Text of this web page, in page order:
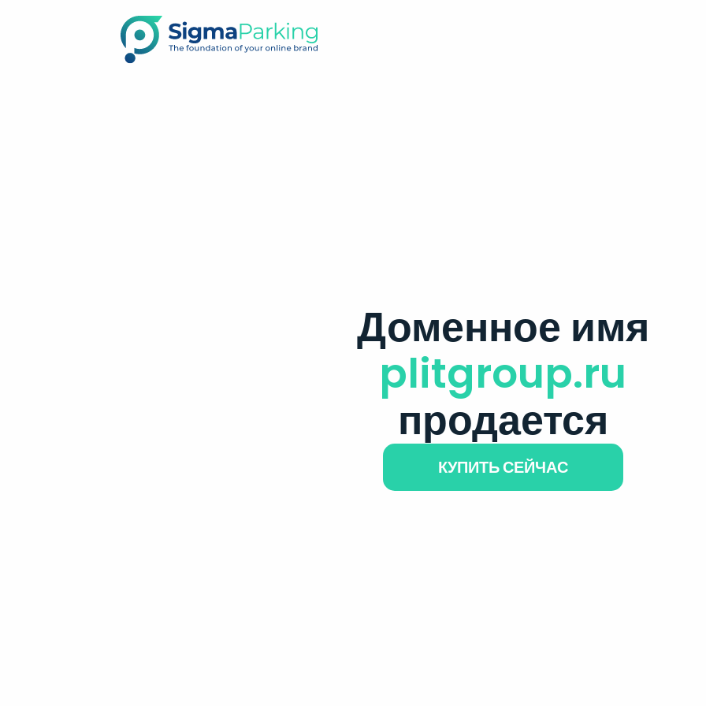
Доменное имя
plitgroup.ru
продается
КУПИТЬ СЕЙЧАС